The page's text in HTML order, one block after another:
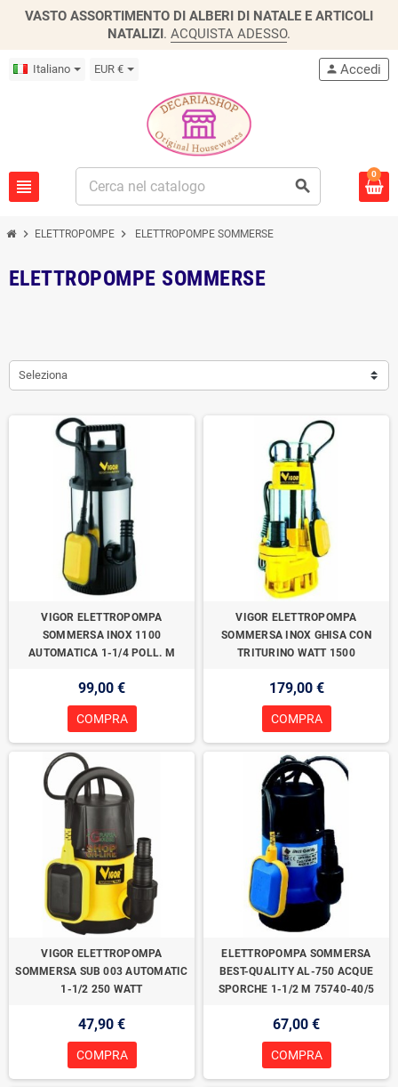
VASTO ASSORTIMENTO DI ALBERI DI NATALE E ARTICOLI
NATALIZI. ACQUISTA ADESSO.
Italiano EUR €
view_headline search
person Accedi
0
chevron_right ELETTROPOMPE chevron_right ELETTROPOMPE SOMMERSE
ELETTROPOMPE SOMMERSE
Seleziona
VIGOR ELETTROPOMPA
SOMMERSA INOX 1100
AUTOMATICA 1-1/4 POLL. M
99,00 €
COMPRA
VIGOR ELETTROPOMPA
SOMMERSA INOX GHISA CON
TRITURINO WATT 1500
179,00 €
COMPRA
VIGOR ELETTROPOMPA
SOMMERSA SUB 003 AUTOMATIC
1-1/2 250 WATT
47,90 €
COMPRA
ELETTROPOMPA SOMMERSA
BEST-QUALITY AL-750 ACQUE
SPORCHE 1-1/2 M 75740-40/5
67,00 €
COMPRA